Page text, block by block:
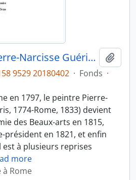
Directorat de Pierre-Narcisse Guérin (1823-1828)
9529 20180402 · Fonds ·
en 1797, le peintre Pierre-
1774-Rome, 1833) devient
des Beaux-arts en 1815,
président en 1821, et enfin
est à plusieurs reprises
more
à Rome